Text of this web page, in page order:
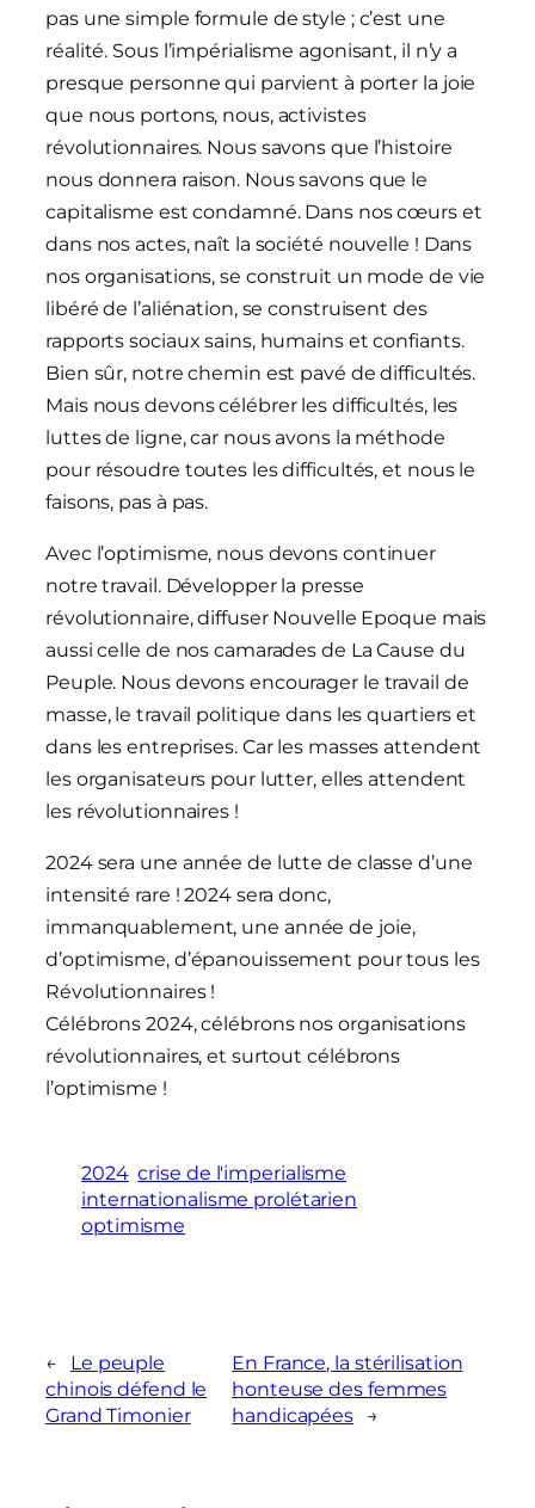
pas une simple formule de style ; c’est une
réalité. Sous l’impérialisme agonisant, il n’y a
presque personne qui parvient à porter la joie
que nous portons, nous, activistes
révolutionnaires. Nous savons que l’histoire
nous donnera raison. Nous savons que le
capitalisme est condamné. Dans nos cœurs et
dans nos actes, naît la société nouvelle ! Dans
nos organisations, se construit un mode de vie
libéré de l’aliénation, se construisent des
rapports sociaux sains, humains et confiants.
Bien sûr, notre chemin est pavé de difficultés.
Mais nous devons célébrer les difficultés, les
luttes de ligne, car nous avons la méthode
pour résoudre toutes les difficultés, et nous le
faisons, pas à pas.
Avec l’optimisme, nous devons continuer
notre travail. Développer la presse
révolutionnaire, diffuser Nouvelle Epoque mais
aussi celle de nos camarades de La Cause du
Peuple. Nous devons encourager le travail de
masse, le travail politique dans les quartiers et
dans les entreprises. Car les masses attendent
les organisateurs pour lutter, elles attendent
les révolutionnaires !
2024 sera une année de lutte de classe d’une
intensité rare ! 2024 sera donc,
immanquablement, une année de joie,
d’optimisme, d’épanouissement pour tous les
Révolutionnaires !
Célébrons 2024, célébrons nos organisations
révolutionnaires, et surtout célébrons
l’optimisme !
2024 crise de l'imperialisme
internationalisme prolétarien
optimisme
←
Le peuple
chinois défend le
Grand Timonier
En France, la stérilisation
honteuse des femmes
handicapées
→